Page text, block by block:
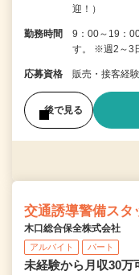
迎！）
勤務時間
9：00～19：
す。 ※週2～3
応募資格 販売・接客経
後で見る
交通誘導警備スタ
木口総合保全株式会社
アルバイト パート
未経験から月収30万